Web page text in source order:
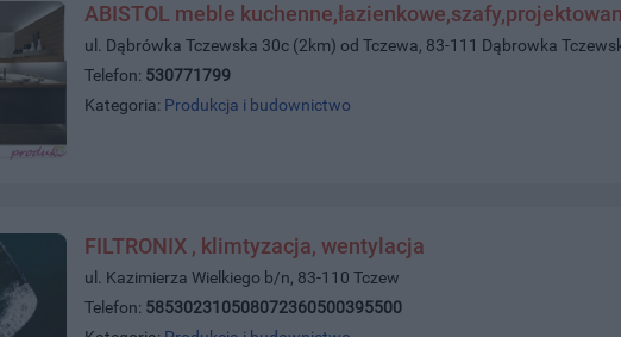
ABISTOL meble
ul. Dąbrówka Tczewska 30c (2km) od Tczewa, 83-111 Dąbrowka
Telefon: 530771799
Kategoria: Produkcja i budownictwo
FILTRONIX , klimtyzacja, wentylacja
ul. Kazimierza Wielkiego b/n, 83-110 Tczew
Telefon: 585302310508072360500395500